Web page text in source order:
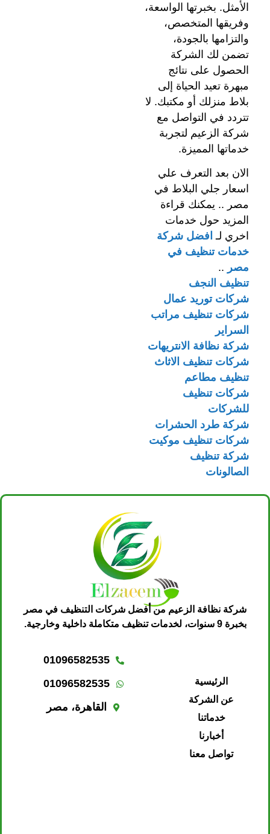
الأمثل. بخبرتها الواسعة،
وفريقها المتخصص،
والتزامها بالجودة،
تضمن لك الشركة
الحصول على نتائج
مبهرة تعيد الحياة إلى
بلاط منزلك أو مكتبك. لا
تتردد في التواصل مع
شركة الزعيم لتجربة
خدماتها المميزة.
الان بعد التعرف علي
اسعار جلي البلاط في
مصر .. يمكنك قراءة
المزيد حول خدمات
اخري لـ افضل شركة
خدمات تنظيف في
مصر ..
تنظيف النجف
شركات توريد عمال
شركات تنظيف مراتب
السراير
شركة نظافة الانتريهات
شركات تنظيف الاثاث
تنظيف مطاعم
شركات تنظيف
للشركات
شركة طرد الحشرات
شركات تنظيف موكيت
شركة تنظيف
الصالونات
شركة نظافة الزعيم من أفضل شركات التنظيف في مصر
بخبرة 9 سنوات، لخدمات تنظيف متكاملة داخلية وخارجية.
الرئيسية
عن الشركة
خدماتنا
أخبارنا
تواصل معنا
01096582535
01096582535
القاهرة، مصر